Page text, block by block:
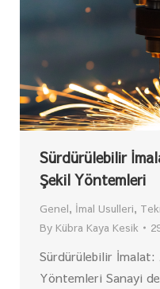
Sürdürülebilir
Şekil Yöntemleri
Genel, İmal Usulleri,
By Kübra Kaya Kesik
Sürdürülebilir
Yöntemleri Sanayi